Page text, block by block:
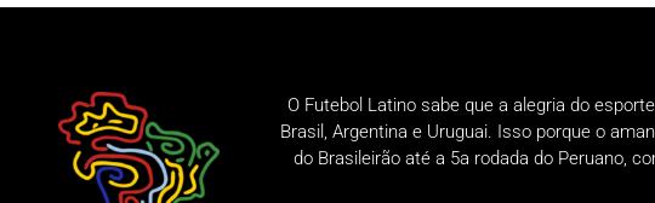
O Futebol Latino sabe que a alegria do
Brasil, Argentina e Uruguai. Isso porque o
do Brasileirão até a 5a rodada do Peruano,